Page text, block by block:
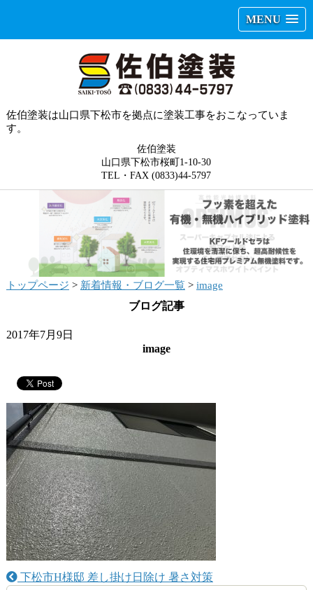
MENU
佐伯塗装は山口県下松市を拠点に塗装工事をおこなっていま
す。
佐伯塗装
山口県下松市桜町1-10-30
TEL・FAX (0833)44-5797
トップページ > 新着情報・ブログ一覧> image
ブログ記事
2017年7月9日
image
下松市H様邸 差し掛け日除け 暑さ対策